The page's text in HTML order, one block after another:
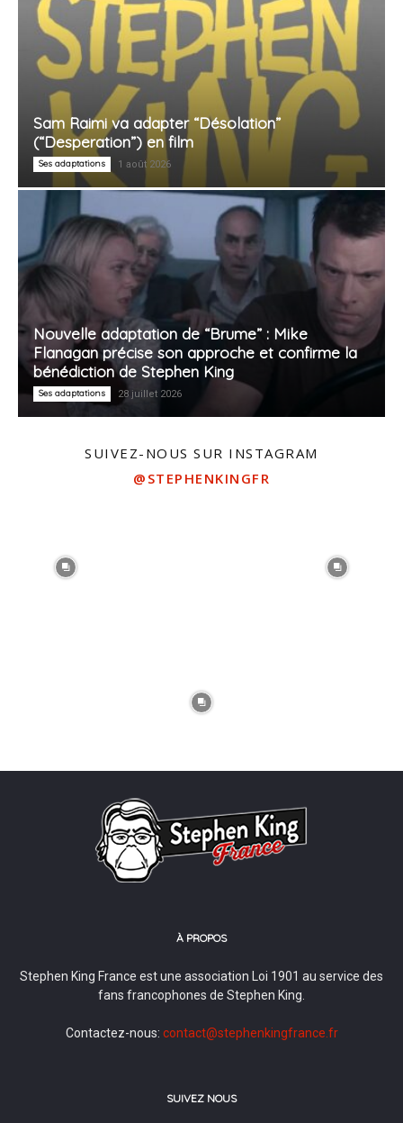
Sam Raimi va adapter “Désolation”
(“Desperation”) en film
Ses adaptations 1 août 2026
Nouvelle adaptation de “Brume” : Mike
Flanagan précise son approche et confirme la
bénédiction de Stephen King
Ses adaptations 28 juillet 2026
SUIVEZ-NOUS SUR INSTAGRAM
@STEPHENKINGFR
À PROPOS
Stephen King France est une association Loi 1901 au service des
fans francophones de Stephen King.
Contactez-nous: contact@stephenkingfrance.fr
SUIVEZ NOUS